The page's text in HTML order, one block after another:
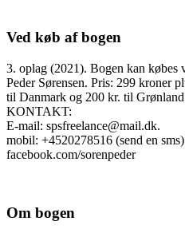
Ved køb af bogen
3. oplag (2021). Bogen kan købes
Peder Sørensen. Pris: 299 kroner
til Danmark og 200 kr. til
KONTAKT:
E-mail: spsfreelance@mail.dk.
mobil: +4520278516 (send en sms)
facebook.com/sorenpeder
Om bogen